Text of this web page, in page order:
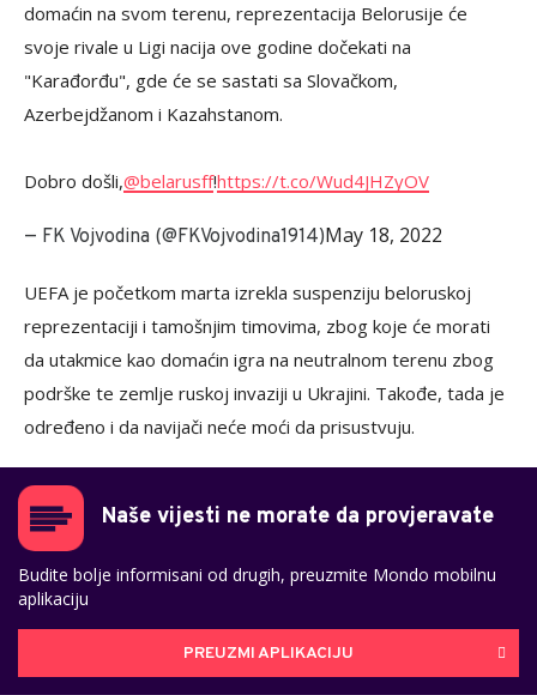
domaćin na svom terenu, reprezentacija Belorusije će
svoje rivale u Ligi nacija ove godine dočekati na
"Karađorđu", gde će se sastati sa Slovačkom,
Azerbejdžanom i Kazahstanom.
Dobro došli,@belarusff!https://t.co/Wud4JHZyOV
— FK Vojvodina (@FKVojvodina1914)May 18, 2022
UEFA je početkom marta izrekla suspenziju beloruskoj
reprezentaciji i tamošnjim timovima, zbog koje će morati
da utakmice kao domaćin igra na neutralnom terenu zbog
podrške te zemlje ruskoj invaziji u Ukrajini. Takođe, tada je
određeno i da navijači neće moći da prisustvuju.
Naše vijesti ne morate da provjeravate
Budite bolje informisani od drugih, preuzmite Mondo mobilnu
aplikaciju
PREUZMI APLIKACIJU